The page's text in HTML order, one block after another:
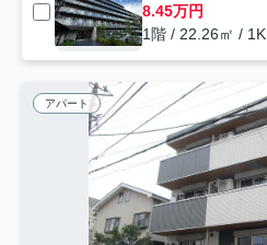
8.45万円
1階 / 22.26㎡ / 1K
アパート